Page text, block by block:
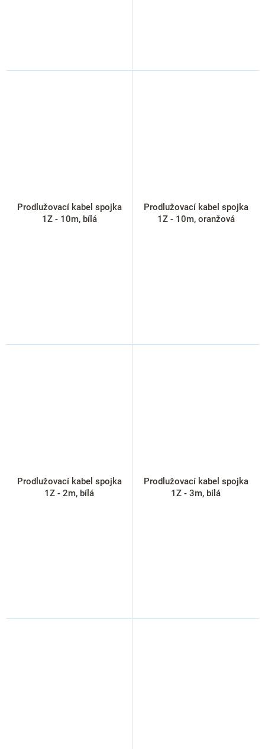
Prodlužovací kabel spojka
1Z - 10m, bílá
Prodlužovací kabel spojka
1Z - 10m, oranžová
Prodlužovací kabel spojka
1Z - 2m, bílá
Prodlužovací kabel spojka
1Z - 3m, bílá